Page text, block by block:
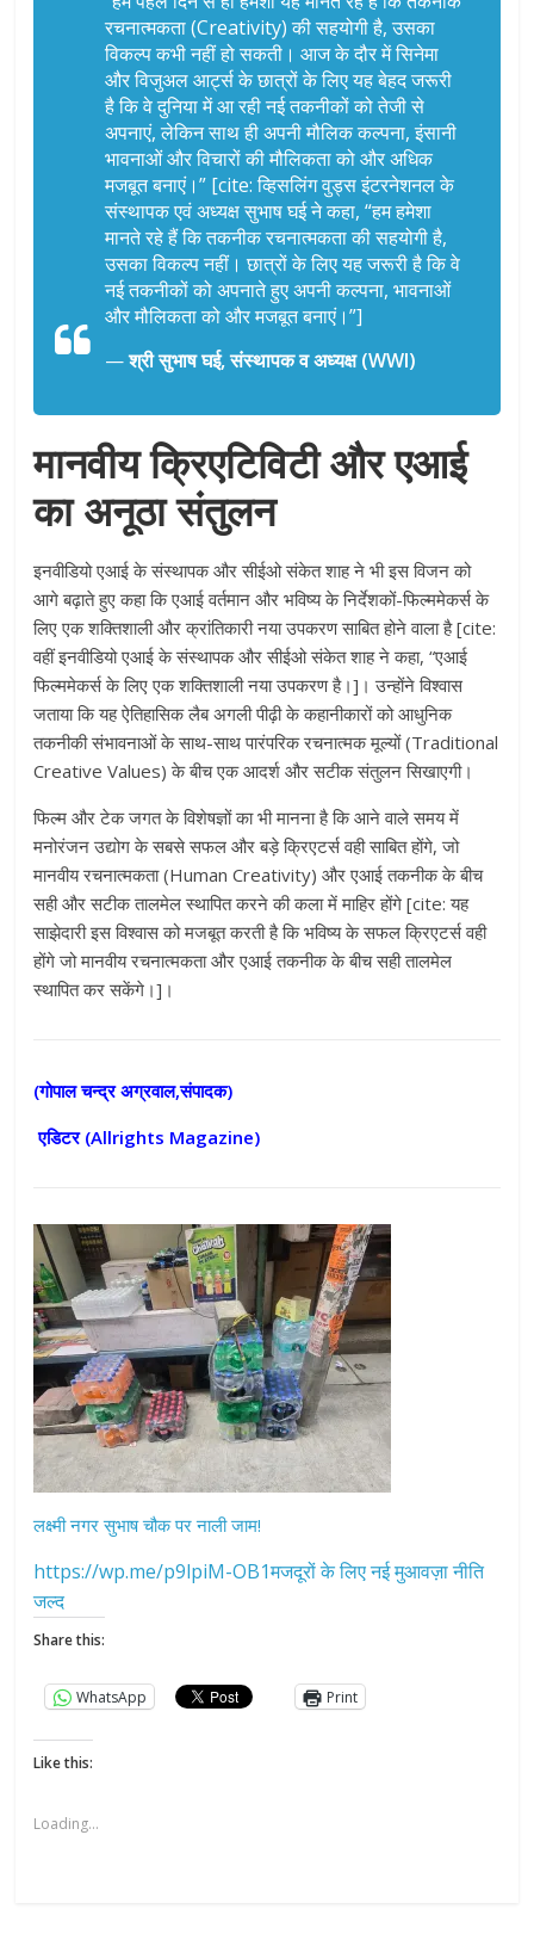
रचनात्मकता (Creativity) की सहयोगी है, उसका
विकल्प कभी नहीं हो सकती। आज के दौर में सिनेमा
और विजुअल आर्ट्स के छात्रों के लिए यह बेहद जरूरी
है कि वे दुनिया में आ रही नई तकनीकों को तेजी से
अपनाएं, लेकिन साथ ही अपनी मौलिक कल्पना, इंसानी
भावनाओं और विचारों की मौलिकता को और अधिक
मजबूत बनाएं।” [cite: व्हिसलिंग वुड्स इंटरनेशनल के
संस्थापक एवं अध्यक्ष सुभाष घई ने कहा, “हम हमेशा
मानते रहे हैं कि तकनीक रचनात्मकता की सहयोगी है,
उसका विकल्प नहीं। छात्रों के लिए यह जरूरी है कि वे
नई तकनीकों को अपनाते हुए अपनी कल्पना, भावनाओं
और मौलिकता को और मजबूत बनाएं।”]
—श्री सुभाष घई, संस्थापक व अध्यक्ष (WWI)
मानवीय क्रिएटिविटी और एआई
का अनूठा संतुलन
इनवीडियो एआई के संस्थापक और सीईओ संकेत शाह ने भी इस विजन को
आगे बढ़ाते हुए कहा कि एआई वर्तमान और भविष्य के निर्देशकों-फिल्ममेकर्स के
लिए एक शक्तिशाली और क्रांतिकारी नया उपकरण साबित होने वाला है [cite:
वहीं इनवीडियो एआई के संस्थापक और सीईओ संकेत शाह ने कहा, “एआई
फिल्ममेकर्स के लिए एक शक्तिशाली नया उपकरण है।]। उन्होंने विश्वास
जताया कि यह ऐतिहासिक लैब अगली पीढ़ी के कहानीकारों को आधुनिक
तकनीकी संभावनाओं के साथ-साथ पारंपरिक रचनात्मक मूल्यों (Traditional
Creative Values) के बीच एक आदर्श और सटीक संतुलन सिखाएगी।
फिल्म और टेक जगत के विशेषज्ञों का भी मानना है कि आने वाले समय में
मनोरंजन उद्योग के सबसे सफल और बड़े क्रिएटर्स वही साबित होंगे, जो
मानवीय रचनात्मकता (Human Creativity) और एआई तकनीक के बीच
सही और सटीक तालमेल स्थापित करने की कला में माहिर होंगे [cite: यह
साझेदारी इस विश्वास को मजबूत करती है कि भविष्य के सफल क्रिएटर्स वही
होंगे जो मानवीय रचनात्मकता और एआई तकनीक के बीच सही तालमेल
स्थापित कर सकेंगे।]।
(गोपाल चन्द्र अग्रवाल,संपादक)
एडिटर (Allrights Magazine)
लक्ष्मी नगर सुभाष चौक पर नाली जाम!
https://wp.me/p9lpiM-OB1मजदूरों के लिए नई मुआवज़ा नीति
जल्द
Share this:
WhatsApp Print
Like this:
Loading...